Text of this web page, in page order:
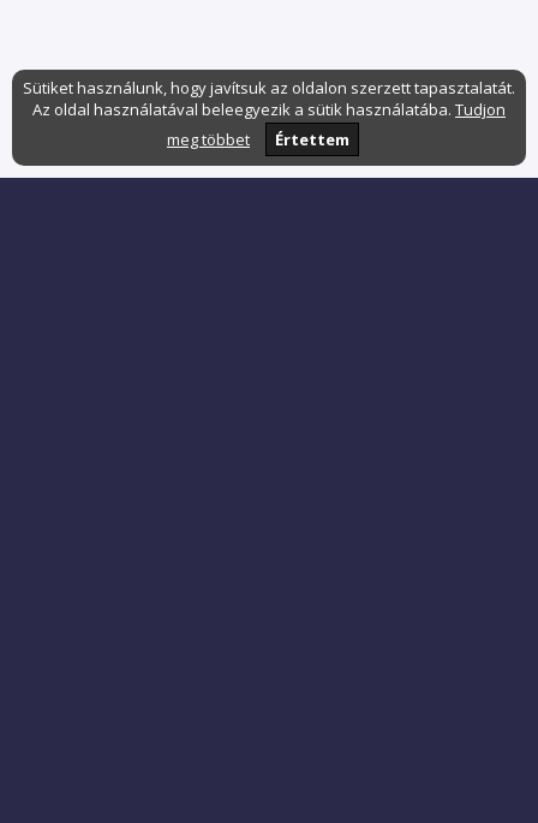
Sütiket használunk, hogy javítsuk az oldalon szerzett tapasztalatát.
Az oldal használatával beleegyezik a sütik használatába. Tudjon
meg többet
Értettem